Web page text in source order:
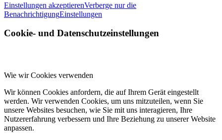
Einstellungen akzeptierenVerberge nur die
BenachrichtigungEinstellungen
Cookie- und Datenschutzeinstellungen
Wie wir Cookies verwenden
Wir können Cookies anfordern, die auf Ihrem Gerät eingestellt
werden. Wir verwenden Cookies, um uns mitzuteilen, wenn Sie
unsere Websites besuchen, wie Sie mit uns interagieren, Ihre
Nutzererfahrung verbessern und Ihre Beziehung zu unserer Website
anpassen.